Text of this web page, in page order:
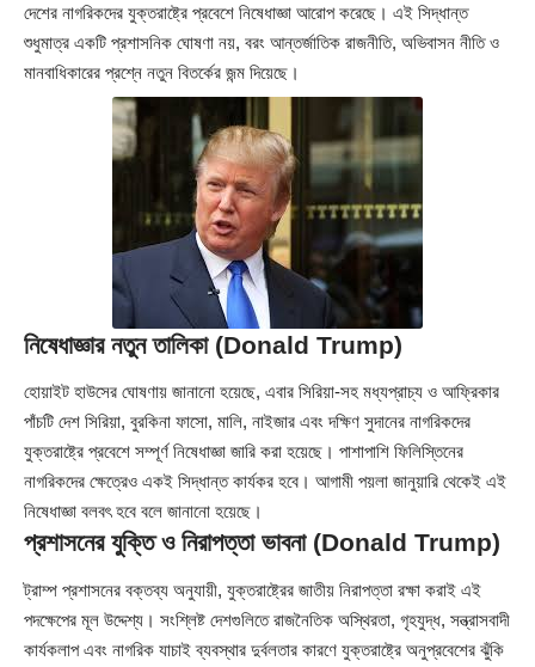
দেশের নাগরিকদের যুক্তরাষ্ট্রে প্রবেশে নিষেধাজ্ঞা আরোপ করেছে। এই সিদ্ধান্ত
শুধুমাত্র একটি প্রশাসনিক ঘোষণা নয়, বরং আন্তর্জাতিক রাজনীতি, অভিবাসন নীতি ও
মানবাধিকারের প্রশ্নে নতুন বিতর্কের জন্ম দিয়েছে।
নিষেধাজ্ঞার নতুন তালিকা (Donald Trump)
হোয়াইট হাউসের ঘোষণায় জানানো হয়েছে, এবার সিরিয়া-সহ মধ্যপ্রাচ্য ও আফ্রিকার
পাঁচটি দেশ সিরিয়া, বুরকিনা ফাসো, মালি, নাইজার এবং দক্ষিণ সুদানের নাগরিকদের
যুক্তরাষ্ট্রে প্রবেশে সম্পূর্ণ নিষেধাজ্ঞা জারি করা হয়েছে। পাশাপাশি ফিলিস্তিনের
নাগরিকদের ক্ষেত্রেও একই সিদ্ধান্ত কার্যকর হবে। আগামী পয়লা জানুয়ারি থেকেই এই
নিষেধাজ্ঞা বলবৎ হবে বলে জানানো হয়েছে।
প্রশাসনের যুক্তি ও নিরাপত্তা ভাবনা (Donald Trump)
ট্রাম্প প্রশাসনের বক্তব্য অনুযায়ী, যুক্তরাষ্ট্রের জাতীয় নিরাপত্তা রক্ষা করাই এই
পদক্ষেপের মূল উদ্দেশ্য। সংশ্লিষ্ট দেশগুলিতে রাজনৈতিক অস্থিরতা, গৃহযুদ্ধ, সন্ত্রাসবাদী
কার্যকলাপ এবং নাগরিক যাচাই ব্যবস্থার দুর্বলতার কারণে যুক্তরাষ্ট্রে অনুপ্রবেশের ঝুঁকি